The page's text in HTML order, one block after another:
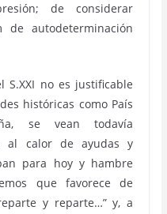
de considerar
de autodeterminación
S.XXI no es justificable
históricas como País
se vean todavía
al calor de ayudas y
para hoy y hambre
que favorece de
y reparte…” y, a